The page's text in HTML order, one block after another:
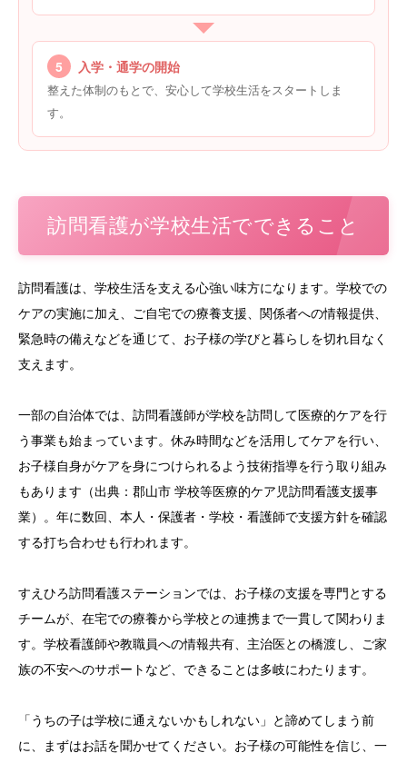
5 入学・通学の開始
整えた体制のもとで、安心して学校生活をスタートしま
す。
訪問看護が学校生活でできること
訪問看護は、学校生活を支える心強い味方になります。学校での
ケアの実施に加え、ご自宅での療養支援、関係者への情報提供、
緊急時の備えなどを通じて、お子様の学びと暮らしを切れ目なく
支えます。
一部の自治体では、訪問看護師が学校を訪問して医療的ケアを行
う事業も始まっています。休み時間などを活用してケアを行い、
お子様自身がケアを身につけられるよう技術指導を行う取り組み
もあります（出典：郡山市 学校等医療的ケア児訪問看護支援事
業）。年に数回、本人・保護者・学校・看護師で支援方針を確認
する打ち合わせも行われます。
すえひろ訪問看護ステーションでは、お子様の支援を専門とする
チームが、在宅での療養から学校との連携まで一貫して関わりま
す。学校看護師や教職員への情報共有、主治医との橋渡し、ご家
族の不安へのサポートなど、できることは多岐にわたります。
「うちの子は学校に通えないかもしれない」と諦めてしまう前
に、まずはお話を聞かせてください。お子様の可能性を信じ、一